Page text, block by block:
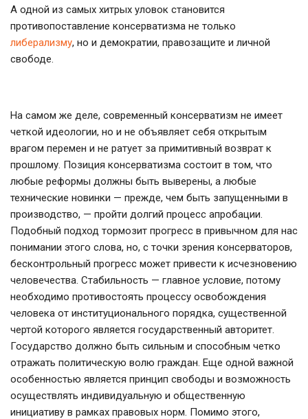
А одной из самых хитрых уловок становится
противопоставление консерватизма не только
либерализму, но и демократии, правозащите и личной
свободе.
На самом же деле, современный консерватизм не имеет
четкой идеологии, но и не объявляет себя открытым
врагом перемен и не ратует за примитивный возврат к
прошлому. Позиция консерватизма состоит в том, что
любые реформы должны быть выверены, а любые
технические новинки — прежде, чем быть запущенными в
производство, — пройти долгий процесс апробации.
Подобный подход тормозит прогресс в привычном для нас
понимании этого слова, но, с точки зрения консерваторов,
бесконтрольный прогресс может привести к исчезновению
человечества. Стабильность — главное условие, потому
необходимо противостоять процессу освобождения
человека от институционального порядка, существенной
чертой которого является государственный авторитет.
Государство должно быть сильным и способным четко
отражать политическую волю граждан. Еще одной важной
особенностью является принцип свободы и возможность
осуществлять индивидуальную и общественную
инициативу в рамках правовых норм. Помимо этого,